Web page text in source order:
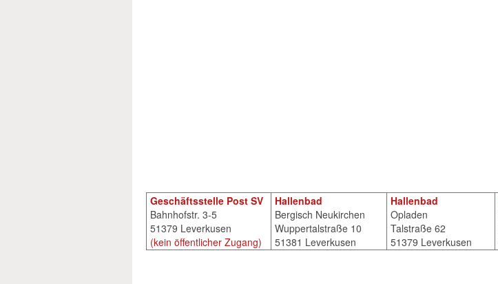
Geschäftsstelle Post SV
Bahnhofstr. 3-5
51379 Leverkusen
(kein öffentlicher Zugang)
Hallenbad
Bergisch Neukirchen
Wuppertalstraße 10
51381 Leverkusen
Hallenbad
Opladen
Talstraße 62
51379 Leverkusen